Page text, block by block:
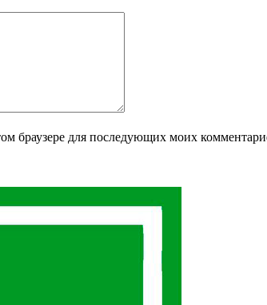
браузере для последующих моих